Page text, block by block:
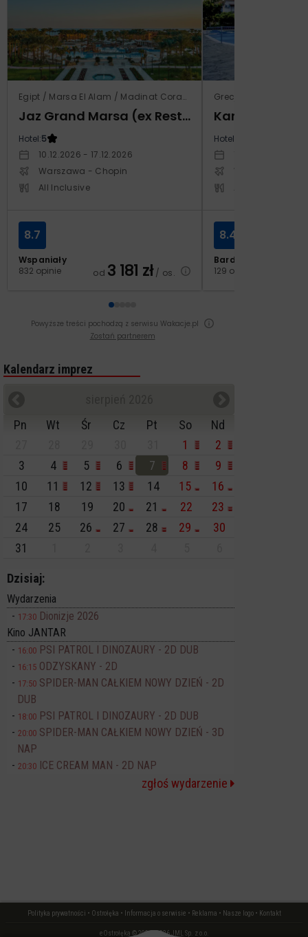
Egipt / Marsa El Alam / Madinat Coraya
Jaz Grand Marsa (ex Resta Grand Resort)
Hotel:5
10.12.2026 - 17.12.2026
Warszawa - Chopin
All Inclusive
Wspaniały
832 opinie
8.7
od 3 181 zł/ os.
Grecja / Samos /
Kampos
Hotel:
Warszawa -
Bardzo dobry
129 opinii
8.4
Powyższe treści pochodzą z serwisu Wakacje.pl
Zostań partnerem
Kalendarz imprez
Pn
Wt Śr Cz Pt So
Nd
1
2
3
4 5 6 7 8
9
10
11 12 13 14 15
16
17
18 19 20 21 22
23
24
25 26 27 28 29
30
31
Dzisiaj:
Wydarzenia
17:30 Dionizje 2026
Kino JANTAR
16:00 PSI PATROL I DINOZAURY - 2D DUB
16:15 ODZYSKANY - 2D
17:50 SPIDER-MAN CAŁKIEM NOWY DZIEŃ - 2D
DUB
18:00 PSI PATROL I DINOZAURY - 2D DUB
20:00 SPIDER-MAN CAŁKIEM NOWY DZIEŃ - 3D
NAP
20:30 ICE CREAM MAN - 2D NAP
zgłoś wydarzenie
Polityka prywatności • Ostrołęka • Informacja o serwisie • Reklama • Nasze logo• Kontakt
eOstrołęka © 2006 - 2026 JML Sp. z o.o.